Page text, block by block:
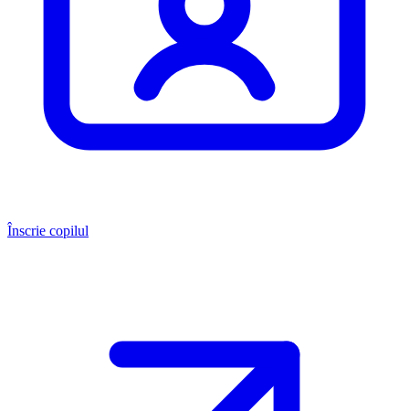
Înscrie copilul